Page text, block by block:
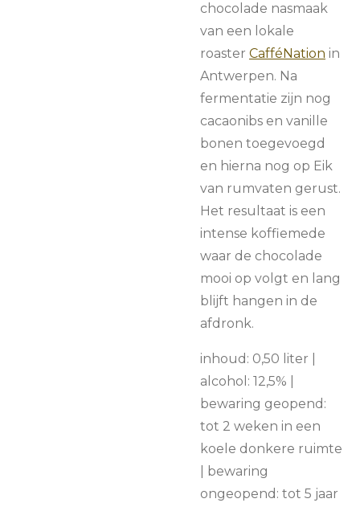
chocolade nasmaak
van een lokale
roaster CafféNation in
Antwerpen. Na
fermentatie zijn nog
cacaonibs en vanille
bonen toegevoegd
en hierna nog op Eik
van rumvaten gerust.
Het resultaat is een
intense koffiemede
waar de chocolade
mooi op volgt en lang
blijft hangen in de
afdronk.
inhoud: 0,50 liter |
alcohol: 12,5% |
bewaring geopend:
tot 2 weken in een
koele donkere ruimte
| bewaring
ongeopend: tot 5 jaar